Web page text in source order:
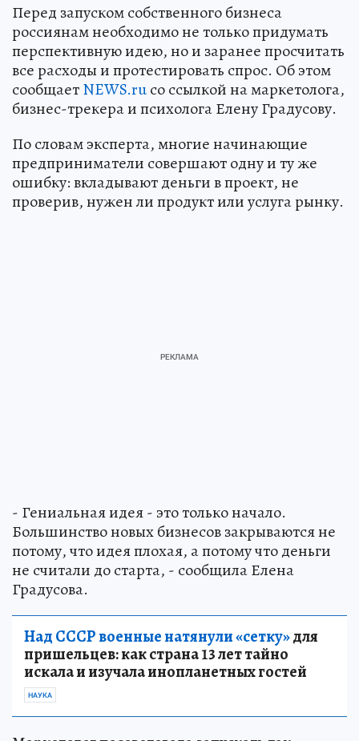
Перед запуском собственного бизнеса
россиянам необходимо не только придумать
перспективную идею, но и заранее просчитать
все расходы и протестировать спрос. Об этом
сообщаетNEWS.ruсо ссылкой на маркетолога,
бизнес-трекера и психолога Елену Градусову.
По словам эксперта, многие начинающие
предприниматели совершают одну и ту же
ошибку: вкладывают деньги в проект, не
проверив, нужен ли продукт или услуга рынку.
- Гениальная идея - это только начало.
Большинство новых бизнесов закрываются не
потому, что идея плохая, а потому что деньги
не считали до старта, - сообщила Елена
Градусова.
Над СССР военные натянули «сетку»для
пришельцев: как страна 13 лет тайно
искала и изучала инопланетных гостей
НАУКА